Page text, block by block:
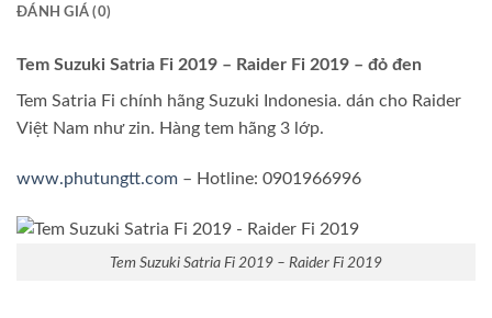
ĐÁNH GIÁ (0)
Tem Suzuki Satria Fi 2019 – Raider Fi 2019 – đỏ đen
Tem Satria Fi chính hãng Suzuki Indonesia. dán cho Raider
Việt Nam như zin. Hàng tem hãng 3 lớp.
www.phutungtt.com – Hotline: 0901966996
Tem Suzuki Satria Fi 2019 – Raider Fi 2019